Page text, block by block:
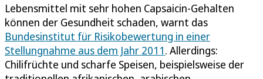
Lebensmittel mit sehr hohen Capsaicin-Gehalten
können der Gesundheit schaden, warnt das
Bundesinstitut für Risikobewertung in einer
Stellungnahme aus dem Jahr 2011. Allerdings:
Chilifrüchte und scharfe Speisen, beispielsweise der